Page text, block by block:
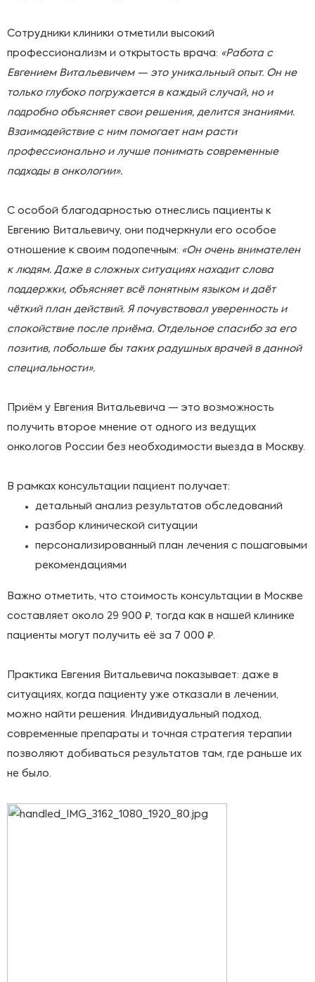
Сотрудники клиники отметили высокий
профессионализм и открытость врача: «Работа с
Евгением Витальевичем — это уникальный опыт. Он не
только глубоко погружается в каждый случай, но и
подробно объясняет свои решения, делится знаниями.
Взаимодействие с ним помогает нам расти
профессионально и лучше понимать современные
подходы в онкологии».
С особой благодарностью отнеслись пациенты к
Евгению Витальевичу, они подчеркнули его особое
отношение к своим подопечным: «Он очень внимателен
к людям. Даже в сложных ситуациях находит слова
поддержки, объясняет всё понятным языком и даёт
чёткий план действий. Я почувствовал уверенность и
спокойствие после приёма. Отдельное спасибо за его
позитив, побольше бы таких радушных врачей в данной
специальности».
Приём у Евгения Витальевича — это возможность
получить второе мнение от одного из ведущих
онкологов России без необходимости выезда в Москву.
В рамках консультации пациент получает:
детальный анализ результатов обследований
разбор клинической ситуации
персонализированный план лечения с пошаговыми
рекомендациями
Важно отметить, что стоимость консультации в Москве
составляет около 29 900 ₽, тогда как в нашей клинике
пациенты могут получить её за 7 000 ₽.
Практика Евгения Витальевича показывает: даже в
ситуациях, когда пациенту уже отказали в лечении,
можно найти решения. Индивидуальный подход,
современные препараты и точная стратегия терапии
позволяют добиваться результатов там, где раньше их
не было.